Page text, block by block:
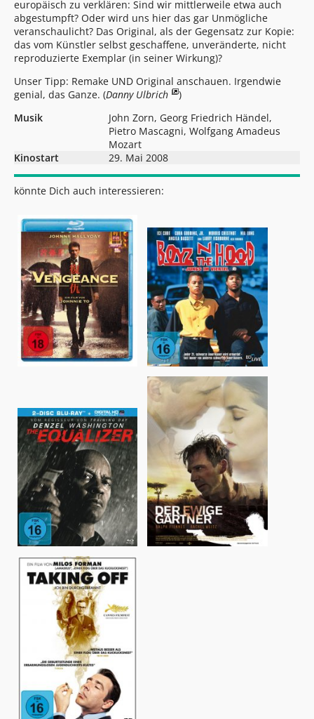
europäisch zu verklären: Sind wir mittlerweile etwa auch
abgestumpft? Oder wird uns hier das gar Unmögliche
veranschaulicht? Das Original, als der Gegensatz zur Kopie:
das vom Künstler selbst geschaffene, unveränderte, nicht
reproduzierte Exemplar (in seiner Wirkung)?
Unser Tipp: Remake UND Original anschauen. Irgendwie
genial, das Ganze. (Danny Ulbrich
)
Musik
John Zorn, Georg Friedrich Händel,
Pietro Mascagni, Wolfgang Amadeus
Mozart
Kinostart
29. Mai 2008
könnte Dich auch interessieren: